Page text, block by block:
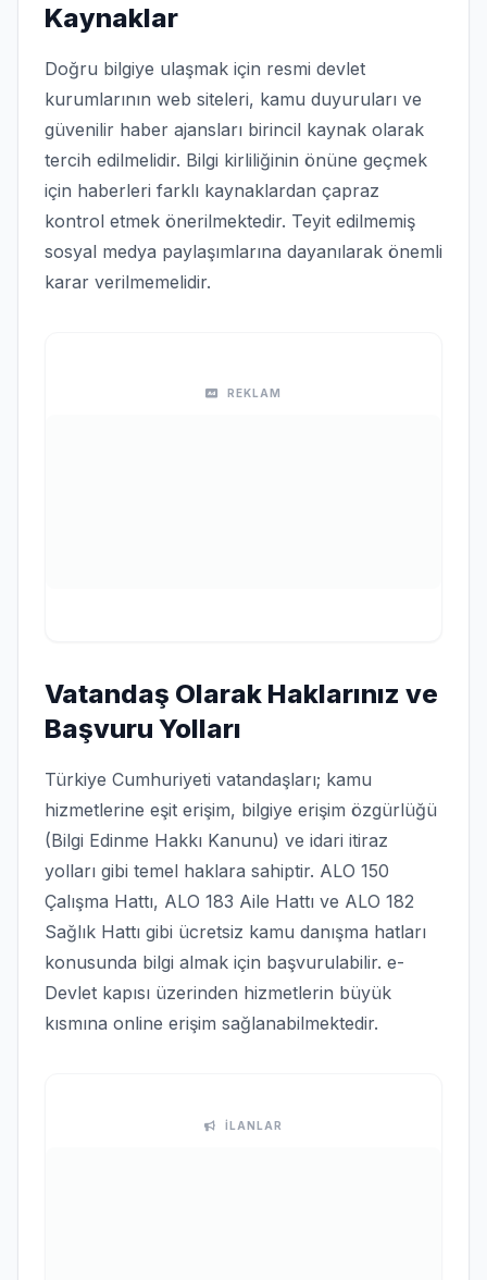
Kaynaklar
Doğru bilgiye ulaşmak için resmi devlet
kurumlarının web siteleri, kamu duyuruları ve
güvenilir haber ajansları birincil kaynak olarak
tercih edilmelidir. Bilgi kirliliğinin önüne geçmek
için haberleri farklı kaynaklardan çapraz
kontrol etmek önerilmektedir. Teyit edilmemiş
sosyal medya paylaşımlarına dayanılarak önemli
karar verilmemelidir.
REKLAM
Vatandaş Olarak Haklarınız ve
Başvuru Yolları
Türkiye Cumhuriyeti vatandaşları; kamu
hizmetlerine eşit erişim, bilgiye erişim özgürlüğü
(Bilgi Edinme Hakkı Kanunu) ve idari itiraz
yolları gibi temel haklara sahiptir. ALO 150
Çalışma Hattı, ALO 183 Aile Hattı ve ALO 182
Sağlık Hattı gibi ücretsiz kamu danışma hatları
konusunda bilgi almak için başvurulabilir. e-
Devlet kapısı üzerinden hizmetlerin büyük
kısmına online erişim sağlanabilmektedir.
İLANLAR